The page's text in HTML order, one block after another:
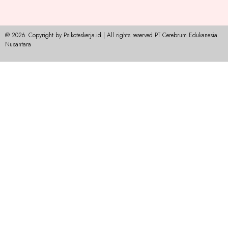
@ 2026. Copyright by Psikoteskerja.id | All rights reserved PT Cerebrum Edukanesia
Nusantara​